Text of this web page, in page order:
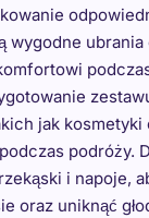
wygodne
jak kosmetyki
podróży.
i napoje,
oraz uniknąć